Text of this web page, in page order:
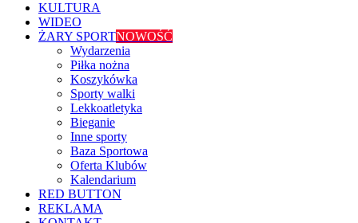
KULTURA
WIDEO
ŻARY SPORTNOWOŚĆ
Wydarzenia
Piłka nożna
Koszykówka
Sporty walki
Lekkoatletyka
Bieganie
Inne sporty
Baza Sportowa
Oferta Klubów
Kalendarium
RED BUTTON
REKLAMA